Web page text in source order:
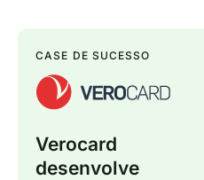
CASE DE SUCESSO
Verocard
desenvolve